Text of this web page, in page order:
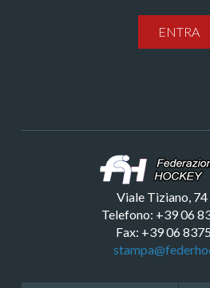
ENTRA
Viale Tiziano, 74
Telefono: +39 06
Fax: +39 06